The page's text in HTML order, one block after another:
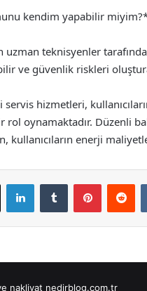
kendim yapabilir
teknisyenler
ve güvenlik riskleri
hizmetleri,
rol oynamaktadır. Düzenli
kullanıcıların enerji
X LinkedInTumblr Pinterest
nakliyat nedirblog.com.tr